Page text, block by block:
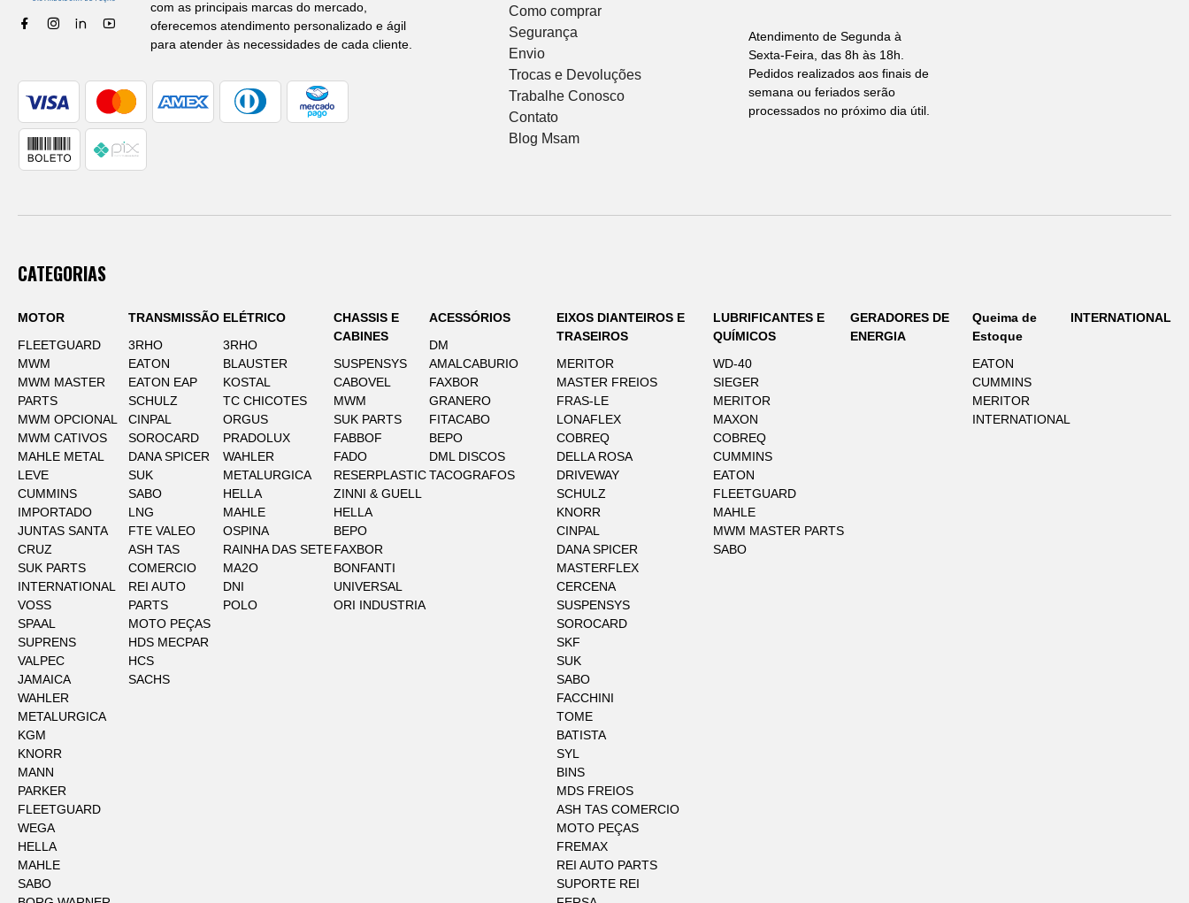
com as principais marcas do mercado,
oferecemos atendimento personalizado e ágil
para atender às necessidades de cada cliente.
Como comprar
Segurança
Envio
Trocas e Devoluções
Trabalhe Conosco
Contato
Blog Msam
Atendimento de Segunda à
Sexta-Feira, das 8h às 18h.
Pedidos realizados aos finais de
semana ou feriados serão
processados no próximo dia útil.
CATEGORIAS
MOTOR
FLEETGUARD
MWM
MWM MASTER
PARTS
MWM OPCIONAL
MWM CATIVOS
MAHLE METAL
LEVE
CUMMINS
IMPORTADO
JUNTAS SANTA
CRUZ
SUK PARTS
INTERNATIONAL
VOSS
SPAAL
SUPRENS
VALPEC
JAMAICA
WAHLER
METALURGICA
KGM
KNORR
MANN
PARKER
FLEETGUARD
WEGA
HELLA
MAHLE
SABO
TRANSMISSÃO
3RHO
EATON
EATON EAP
SCHULZ
CINPAL
SOROCARD
DANA SPICER
SUK
SABO
LNG
FTE VALEO
ASH TAS
COMERCIO
REI AUTO
PARTS
MOTO PEÇAS
HDS MECPAR
HCS
SACHS
ELÉTRICO
3RHO
BLAUSTER
KOSTAL
TC CHICOTES
ORGUS
PRADOLUX
WAHLER
METALURGICA
HELLA
MAHLE
OSPINA
RAINHA DAS SETE
MA2O
DNI
POLO
CHASSIS E
CABINES
SUSPENSYS
CABOVEL
MWM
SUK PARTS
FABBOF
FADO
RESERPLASTIC
ZINNI & GUELL
HELLA
BEPO
FAXBOR
BONFANTI
UNIVERSAL
ORI INDUSTRIA
ACESSÓRIOS
DM
AMALCABURIO
FAXBOR
GRANERO
FITACABO
BEPO
DML DISCOS
TACOGRAFOS
EIXOS DIANTEIROS E
TRASEIROS
MERITOR
MASTER FREIOS
FRAS-LE
LONAFLEX
COBREQ
DELLA ROSA
DRIVEWAY
SCHULZ
KNORR
CINPAL
DANA SPICER
MASTERFLEX
CERCENA
SUSPENSYS
SOROCARD
SKF
SUK
SABO
FACCHINI
TOME
BATISTA
SYL
BINS
MDS FREIOS
ASH TAS COMERCIO
MOTO PEÇAS
FREMAX
REI AUTO PARTS
SUPORTE REI
LUBRIFICANTES E
QUÍMICOS
WD-40
SIEGER
MERITOR
MAXON
COBREQ
CUMMINS
EATON
FLEETGUARD
MAHLE
MWM MASTER PARTS
SABO
GERADORES DE
ENERGIA
Queima de
Estoque
EATON
CUMMINS
MERITOR
INTERNATIONAL
INTERNATIONAL